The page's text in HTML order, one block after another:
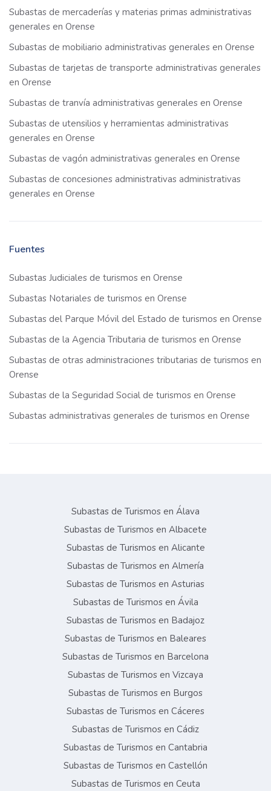
Subastas de mercaderías y materias primas administrativas
generales en Orense
Subastas de mobiliario administrativas generales en Orense
Subastas de tarjetas de transporte administrativas generales
en Orense
Subastas de tranvía administrativas generales en Orense
Subastas de utensilios y herramientas administrativas
generales en Orense
Subastas de vagón administrativas generales en Orense
Subastas de concesiones administrativas administrativas
generales en Orense
Fuentes
Subastas Judiciales de turismos en Orense
Subastas Notariales de turismos en Orense
Subastas del Parque Móvil del Estado de turismos en Orense
Subastas de la Agencia Tributaria de turismos en Orense
Subastas de otras administraciones tributarias de turismos en
Orense
Subastas de la Seguridad Social de turismos en Orense
Subastas administrativas generales de turismos en Orense
Subastas de Turismos en Álava
Subastas de Turismos en Albacete
Subastas de Turismos en Alicante
Subastas de Turismos en Almería
Subastas de Turismos en Asturias
Subastas de Turismos en Ávila
Subastas de Turismos en Badajoz
Subastas de Turismos en Baleares
Subastas de Turismos en Barcelona
Subastas de Turismos en Vizcaya
Subastas de Turismos en Burgos
Subastas de Turismos en Cáceres
Subastas de Turismos en Cádiz
Subastas de Turismos en Cantabria
Subastas de Turismos en Castellón
Subastas de Turismos en Ceuta